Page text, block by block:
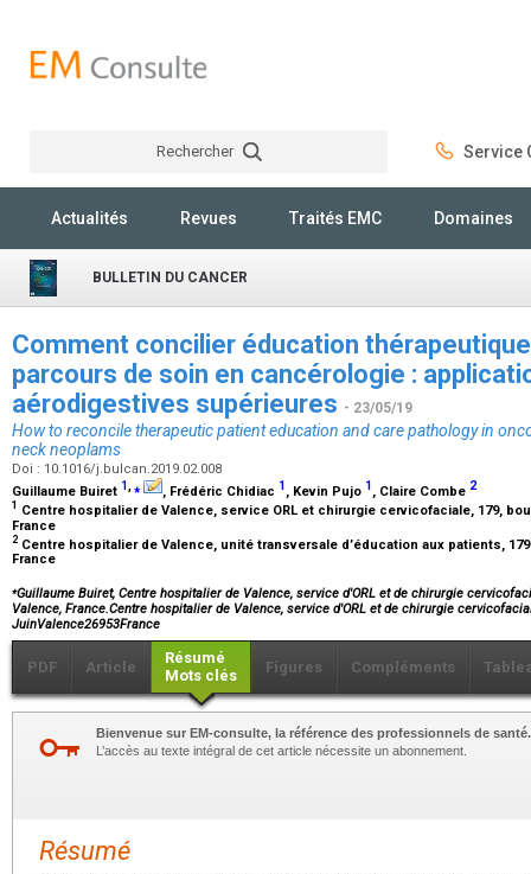
Rechercher Service
Actualités Revues Traités EMC Domaines
BULLETIN DU CANCER
Comment concilier éducation
parcours de soin en cancérologie :
aérodigestives supérieures - 23/05/19
How to reconcile therapeutic patient education and care pathology in
neck neoplams
Doi : 10.1016/j.bulcan.2019.02.008
Guillaume Buiret 1,⁎ , Frédéric Chidiac 1 , Kevin Pujo 1 , Claire Combe 2
1 Centre hospitalier de Valence, service ORL et chirurgie cervicofaciale, 179,
France
2 Centre hospitalier de Valence, unité transversale d’éducation aux patients,
France
⁎Guillaume Buiret, Centre hospitalier de Valence, service d'ORL et de chirurgie
Valence, France.Centre hospitalier de Valence, service d'ORL et de chirurgie
JuinValence26953France
PDF Article
Résumé
Mots clés
Figures Compléments
Bienvenue sur EM-consulte, la référence des professionnels de santé.
L’accès au texte intégral de cet article nécessite un abonnement.
Résumé